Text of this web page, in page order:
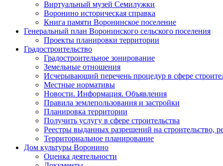
Виртуальный музей Семилужки
Воронино историческая справка
Книга памяти Воронинское поселение
Генеральный план Воронинского сельского поселения
Проекты планировки территории
Градостроительство
Градостроительное зонирование
Земельные отношения
Исчерывающий перечень процедур в сфере
Местные нормативы
Новости. Информация. Объявления
Правила землепользования и застройки
Планировка территории
Получить услугу в сфере строительства
Реестры выданных разрешений на строительство,
Территориальное планирование
Дом культуры Воронино
Оценка деятельности